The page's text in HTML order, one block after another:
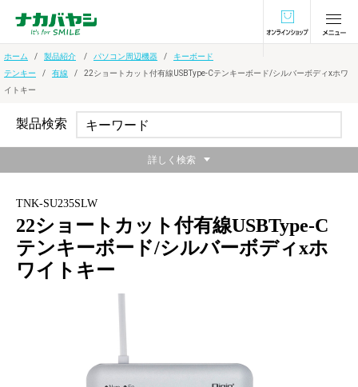
オンラインショ
ホーム 製品紹介 パソコン周辺機器
キーボード
テンキー
有線
22ショートカット付有線USBType-Cテンキーボード/シルバーボディxホワ
イトキー
TNK-SU235SLW
22ショートカット付有線USBType-C
テンキーボード/シルバーボディxホ
ワイトキー
製品検索
詳しく検索